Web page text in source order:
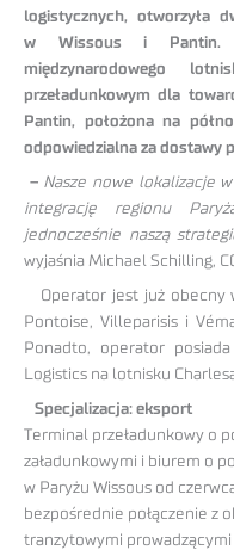
logistycznych, otworzyła
w Wissous i Pantin.
międzynarodowego
przeładunkowym dla
Pantin, położona na
odpowiedzialna za dostawy
– Nasze nowe lokalizacje
integrację regionu
jednocześnie naszą
wyjaśnia Michael Schilling,
Operator jest już obecny
Pontoise, Villeparisis i
Ponadto, operator
Logistics na lotnisku
Specjalizacja: eksport
Terminal przeładunkowy o
załadunkowymi i biurem o
w Paryżu Wissous od
bezpośrednie połączenie z
tranzytowymi prowadzącymi